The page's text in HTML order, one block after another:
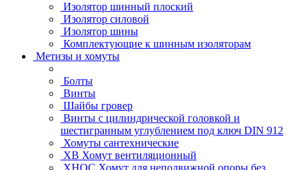
Изолятор шинный плоский
Изолятор силовой
Изолятор шины
Комплектующие к шинным изоляторам
Метизы и хомуты
Болты
Винты
Шайбы гровер
Винты с цилиндрической головкой и
шестигранным углублением под ключ DIN 912
Хомуты сантехнические
ХВ Хомут вентиляционный
ХНОС Хомут для неподвижной опоры без